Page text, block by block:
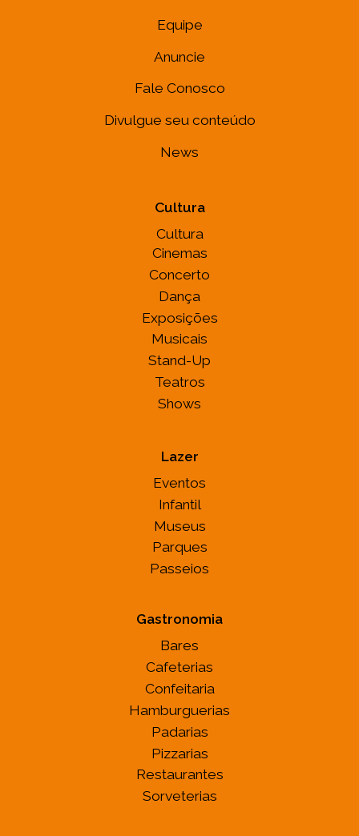
Equipe
Anuncie
Fale Conosco
Divulgue seu conteúdo
News
Cultura
Cultura
Cinemas
Concerto
Dança
Exposições
Musicais
Stand-Up
Teatros
Shows
Lazer
Eventos
Infantil
Museus
Parques
Passeios
Gastronomia
Bares
Cafeterias
Confeitaria
Hamburguerias
Padarias
Pizzarias
Restaurantes
Sorveterias